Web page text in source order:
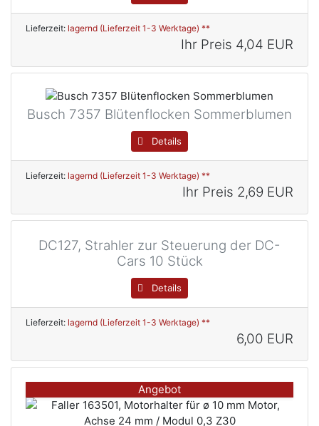
Lieferzeit: lagernd (Lieferzeit 1-3 Werktage) **
Ihr Preis 4,04 EUR
Busch 7357 Blütenflocken Sommerblumen
Details
Lieferzeit: lagernd (Lieferzeit 1-3 Werktage) **
Ihr Preis 2,69 EUR
DC127, Strahler zur Steuerung der DC-
Cars 10 Stück
Details
Lieferzeit: lagernd (Lieferzeit 1-3 Werktage) **
6,00 EUR
Angebot